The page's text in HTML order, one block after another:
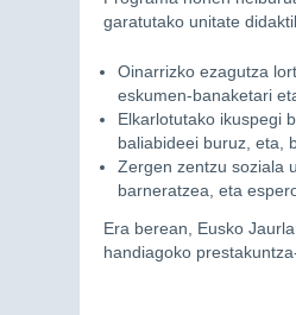
garatutako unitate
Oinarrizko ezagutza
eskumen-banaketari
Elkarlotutako ikuspegi
baliabideei buruz, eta,
Zergen zentzu soziala
barneratzea, eta
Era berean, Eusko
handiagoko